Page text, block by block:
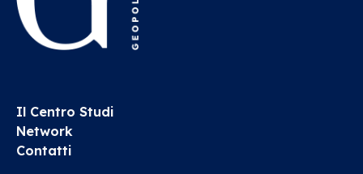
Il Centro Studi
Network
Contatti